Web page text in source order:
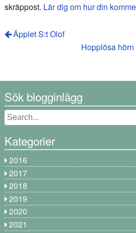
skräppost. Lär dig om hur din
Äpplet S:t Olof
Hopplösa
Sök blogginlägg
Kategorier
2016
2017
2018
2019
2020
2021